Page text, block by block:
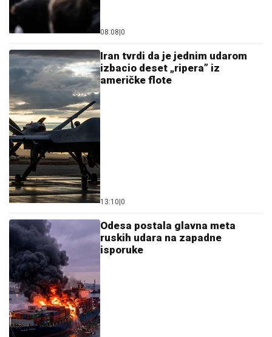
08:08 0
Iran tvrdi da je jednim udarom
izbacio deset „ripera” iz
američke flote
13:10 0
Odesa postala glavna meta
ruskih udara na zapadne
isporuke